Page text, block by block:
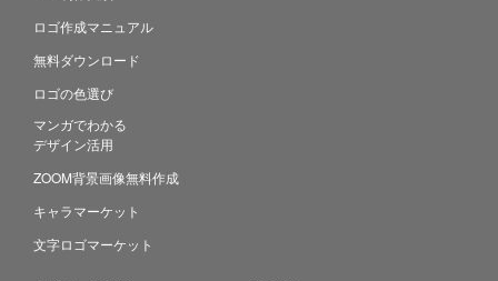
ロゴ作成マニュアル
無料ダウンロード
ロゴの色選び
マンガでわかる
デザイン活用
ZOOM背景画像無料作成
キャラマーケット
文字ロゴマーケット